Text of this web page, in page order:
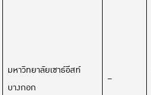
มหาวิทยาลัยเซาธ์อีสท์
บางกอก
–